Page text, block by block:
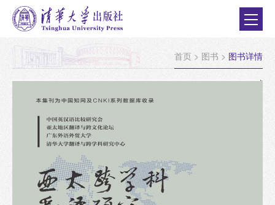
首页 > 图书 > 图书详情